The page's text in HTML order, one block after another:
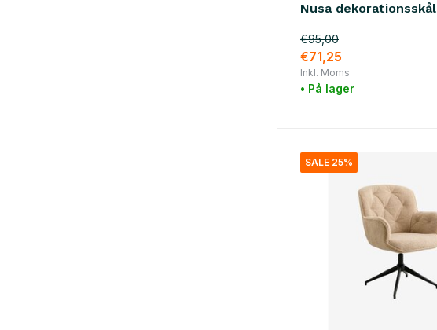
Nusa dekorationsskål
€95,00
€71,25
Inkl. Moms
• På lager
SALE 25%